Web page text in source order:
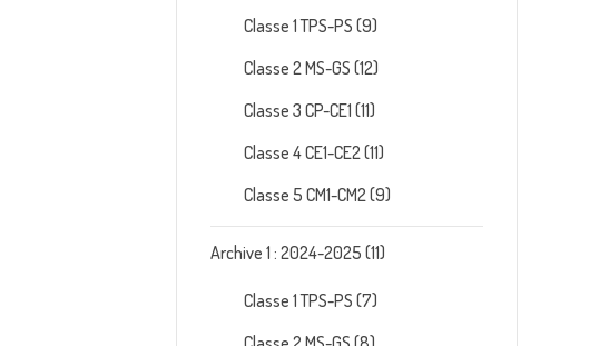
Classe 1 TPS-PS (9)
Classe 2 MS-GS (12)
Classe 3 CP-CE1 (11)
Classe 4 CE1-CE2(11)
Classe 5 CM1-CM2(9)
Archive 1 : 2024-2025 (11)
Classe 1 TPS-PS (7)